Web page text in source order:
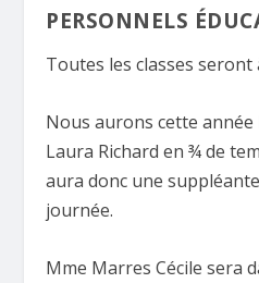
PERSONNELS
Toutes les classes
Nous aurons cette
Laura Richard en ¾ de
aura donc une
journée.
Mme Marres Cécile sera